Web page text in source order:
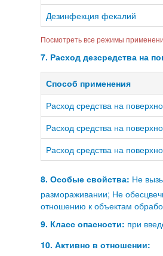
Дезинфекция фекалий
Посмотреть все режимы
7. Расход дезсредства на
Способ применения
Расход средства на
Расход средства на
Расход средства на
8. Особые свойства: Не
размораживании; Не
отношению к объектам
9. Класс опасности: при
10. Активно в отношении: